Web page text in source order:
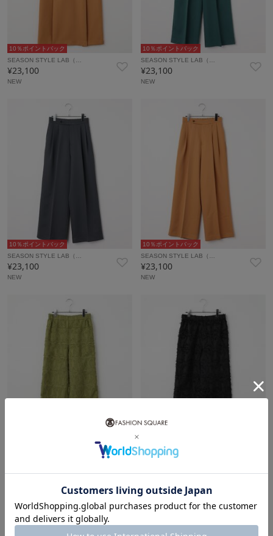
10％ポイントバック
SEASON STYLE LAB（…
¥23,100
NEW
10％ポイントバック
SEASON STYLE LAB（…
¥23,100
NEW
10％ポイントバック
SEASON STYLE LAB（…
¥23,100
NEW
10％ポイントバック
SEASON STYLE LAB（…
¥23,100
NEW
NEW
SEASON STYLE LAB（…
¥25,300
NEW
10 件（1/1ページ）